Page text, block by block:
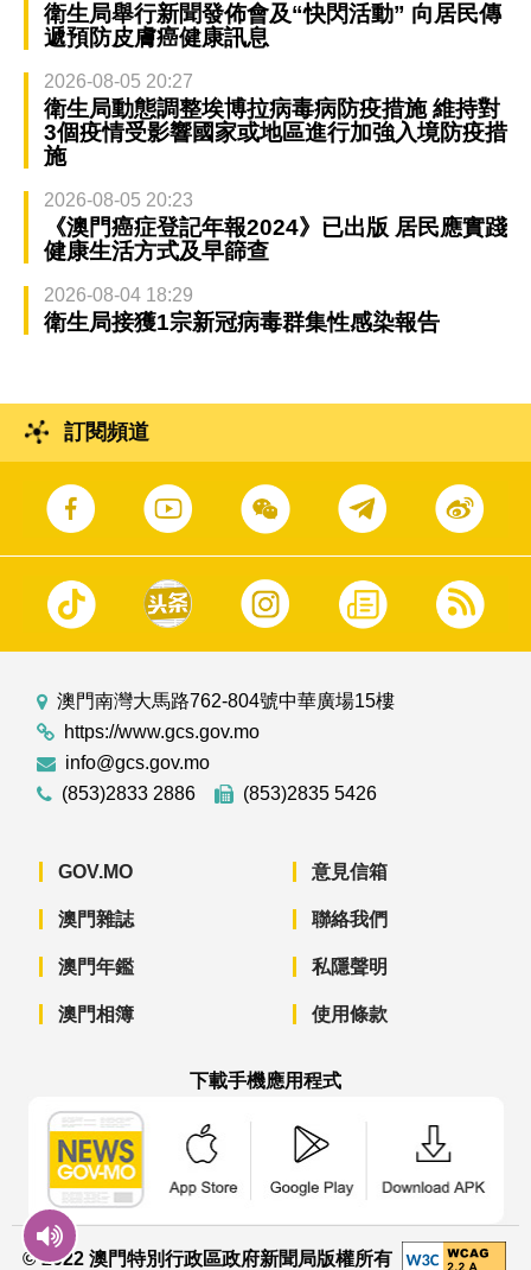
衛生局舉行新聞發佈會及“快閃活動” 向居民傳
遞預防皮膚癌健康訊息
2026-08-05 20:27
衛生局動態調整埃博拉病毒病防疫措施 維持對
3個疫情受影響國家或地區進行加強入境防疫措
施
2026-08-05 20:23
《澳門癌症登記年報2024》已出版 居民應實踐
健康生活方式及早篩查
2026-08-04 18:29
衛生局接獲1宗新冠病毒群集性感染報告
訂閱頻道
澳門南灣大馬路762-804號中華廣場15樓
https://www.gcs.gov.mo
info@gcs.gov.mo
(853)2833 2886
(853)2835 5426
GOV.MO
澳門雜誌
澳門年鑑
澳門相簿
意見信箱
聯絡我們
私隱聲明
使用條款
下載手機應用程式
© 2022 澳門特別行政區政府新聞局版權所有